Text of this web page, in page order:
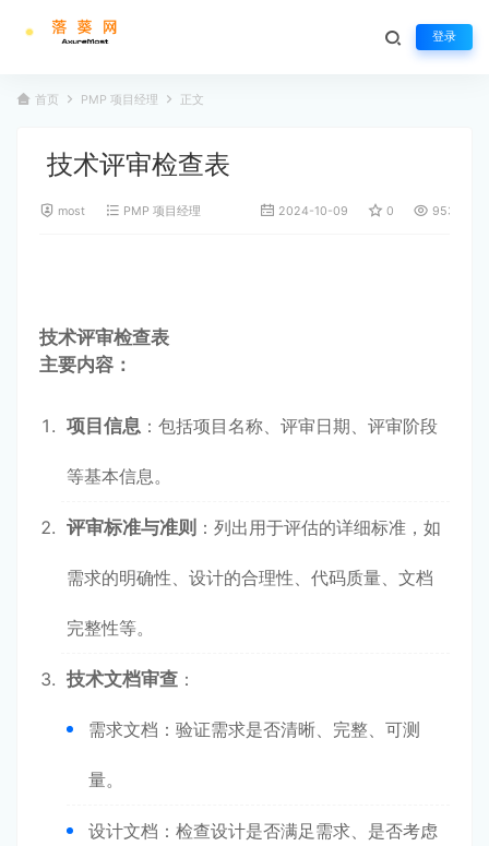
登录
首页 PMP 项目经理 正文
技术评审检查表
most PMP 项目经理 2024-10-09 0 953
技术评审检查表
主要内容：
项目信息 ：包括项目名称、评审日期、评审阶段
等基本信息。
评审标准与准则 ：列出用于评估的详细标准，如
需求的明确性、设计的合理性、代码质量、文档
完整性等。
技术文档审查 ：
需求文档：验证需求是否清晰、完整、可测
量。
设计文档：检查设计是否满足需求、是否考虑